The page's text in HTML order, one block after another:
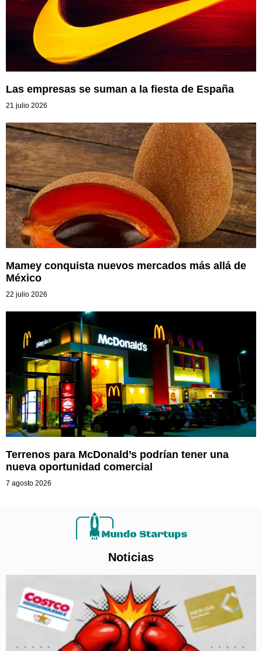
Las empresas se suman a la fiesta de España
21 julio 2026
Mamey conquista nuevos mercados más allá de
México
22 julio 2026
Terrenos para McDonald’s podrían tener una
nueva oportunidad comercial
7 agosto 2026
Noticias